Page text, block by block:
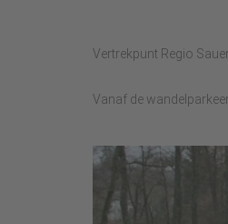
Vertrekpunt Regio
Vanaf de